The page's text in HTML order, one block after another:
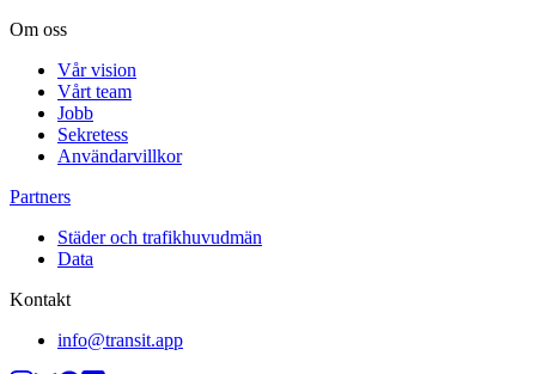
Om oss
Vår vision
Vårt team
Jobb
Sekretess
Användarvillkor
Partners
Städer och trafikhuvudmän
Data
Kontakt
info@transit.app